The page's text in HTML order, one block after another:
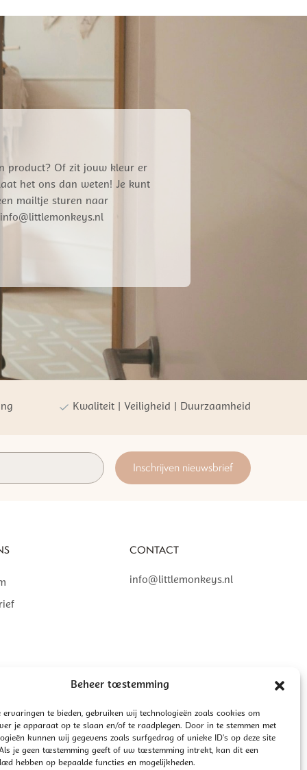
Beheer toestemming
ervaringen te bieden, gebruiken wij technologieën zoals cookies om
je apparaat op te slaan en/of te raadplegen. Door in te stemmen met
kunnen wij gegevens zoals surfgedrag of unieke ID's op deze site
je geen toestemming geeft of uw toestemming intrekt, kan dit een
hebben op bepaalde functies en mogelijkheden.
product? Of zit jouw kleur er
het ons dan weten! Je kunt
mailtje sturen naar
info@littlemonkeys.nl
Kwaliteit | Veiligheid | Duurzaamheid
Inschrijven nieuwsbrief
CONTACT
info@littlemonkeys.nl